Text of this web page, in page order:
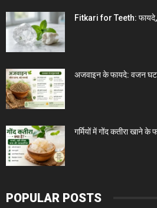
Fitkari for Teeth:
अजवाइन के फायदे: वजन
गर्मियों में गोंद कतीरा खाने
POPULAR POSTS